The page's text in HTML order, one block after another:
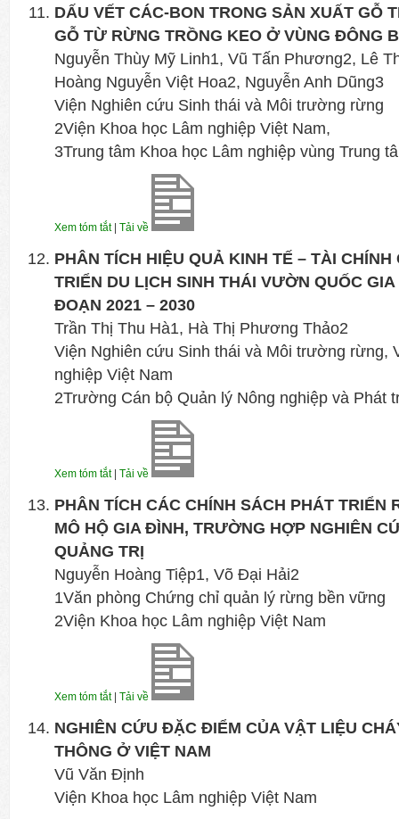
DẤU VẾT CÁC-BON TRONG SẢN XUẤT GỖ
GỖ TỪ RỪNG TRỒNG KEO Ở VÙNG ĐÔNG
Nguyễn Thùy Mỹ Linh1, Vũ Tấn Phương2, Lê
Hoàng Nguyễn Việt Hoa2, Nguyễn Anh Dũng3
Viện Nghiên cứu Sinh thái và Môi trường rừng
2Viện Khoa học Lâm nghiệp Việt Nam,
3Trung tâm Khoa học Lâm nghiệp vùng Trung
Xem tóm tắt| Tải về
PHÂN TÍCH HIỆU QUẢ KINH TẾ – TÀI
TRIỂN DU LỊCH SINH THÁI VƯỜN QUỐC
ĐOẠN 2021 – 2030
Trần Thị Thu Hà1, Hà Thị Phương Thảo2
Viện Nghiên cứu Sinh thái và Môi trường rừng,
nghiệp Việt Nam
2Trường Cán bộ Quản lý Nông nghiệp và Phát
Xem tóm tắt| Tải về
PHÂN TÍCH CÁC CHÍNH SÁCH PHÁT TRIỂN
MÔ HỘ GIA ĐÌNH, TRƯỜNG HỢP NGHIÊN
QUẢNG TRỊ
Nguyễn Hoàng Tiệp1, Võ Đại Hải2
1Văn phòng Chứng chỉ quản lý rừng bền vững
2Viện Khoa học Lâm nghiệp Việt Nam
Xem tóm tắt| Tải về
NGHIÊN CỨU ĐẶC ĐIỂM CỦA VẬT LIỆU
THÔNG Ở VIỆT NAM
Vũ Văn Định
Viện Khoa học Lâm nghiệp Việt Nam